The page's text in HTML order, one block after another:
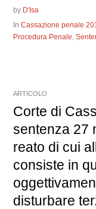
by D'Isa
InCassazione penale
Procedura Penale,
ARTICOLO
Corte di
sentenza 27
reato di cui
consiste in
disturbare